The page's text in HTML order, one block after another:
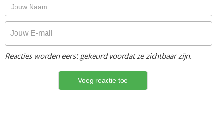
Reacties worden eerst gekeurd voordat ze zichtbaar zijn.